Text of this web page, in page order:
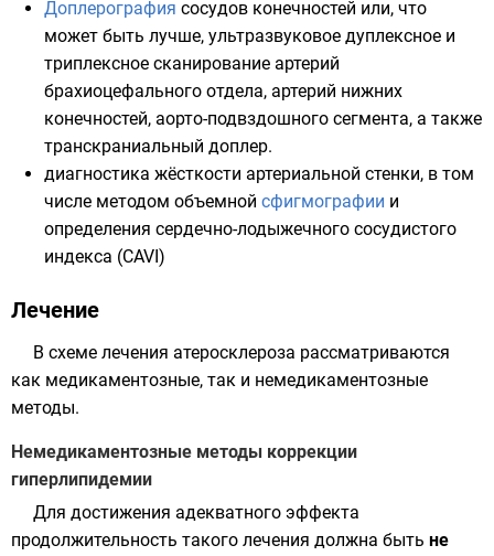
Доплерография сосудов конечностей или, что
может быть лучше, ультразвуковое дуплексное и
триплексное сканирование артерий
брахиоцефального отдела, артерий нижних
конечностей, аорто-подвздошного сегмента, а также
транскраниальный доплер.
диагностика жёсткости артериальной стенки, в том
числе методом объемной сфигмографии и
определения сердечно-лодыжечного сосудистого
индекса (CAVI)
Лечение
В схеме лечения атеросклероза рассматриваются
как медикаментозные, так и немедикаментозные
методы.
Немедикаментозные методы коррекции
гиперлипидемии
Для достижения адекватного эффекта
продолжительность такого лечения должна быть не